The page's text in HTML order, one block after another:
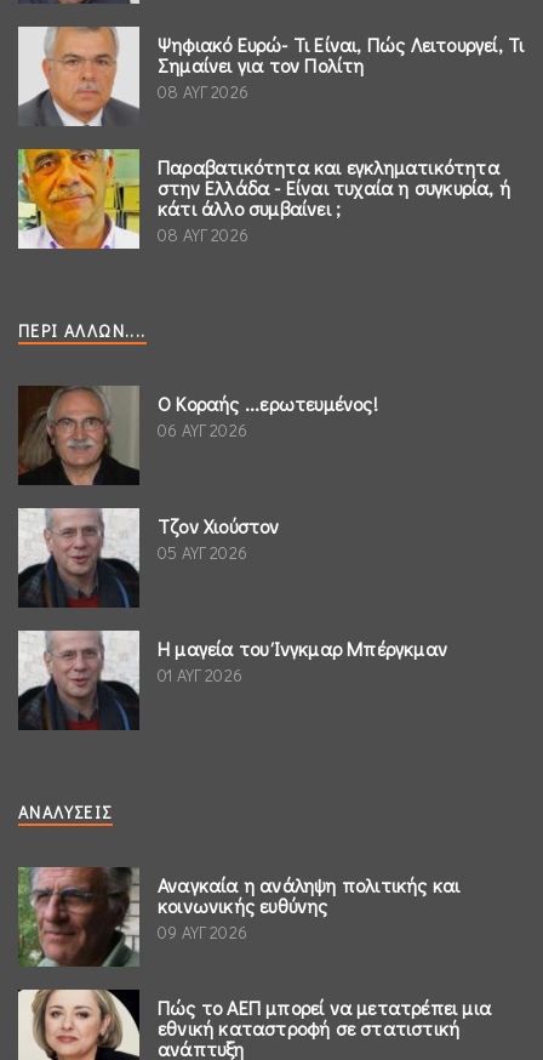
Ψηφιακό Ευρώ- Τι Είναι, Πώς Λειτουργεί, Τι
Σημαίνει για τον Πολίτη
08 ΑΥΓ 2026
Παραβατικότητα και εγκληματικότητα
στην Ελλάδα - Είναι τυχαία η συγκυρία, ή
κάτι άλλο συμβαίνει ;
08 ΑΥΓ 2026
ΠΕΡΊ ΆΛΛΩΝ....
Ο Κοραής ...ερωτευμένος!
06 ΑΥΓ 2026
Τζον Χιούστον
05 ΑΥΓ 2026
Η μαγεία του Ίνγκμαρ Μπέργκμαν
01 ΑΥΓ 2026
ΑΝΑΛΎΣΕΙΣ
Αναγκαία η ανάληψη πολιτικής και
κοινωνικής ευθύνης
09 ΑΥΓ 2026
Πώς το ΑΕΠ μπορεί να μετατρέπει μια
εθνική καταστροφή σε στατιστική
ανάπτυξη